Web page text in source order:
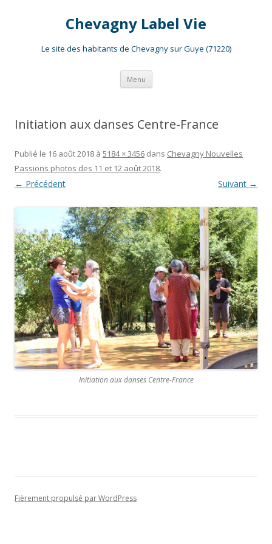
Chevagny Label Vie
Le site des habitants de Chevagny sur Guye (71220)
Menu Aller
contenu
Initiation aux danses Centre-France
Publié le 16 août 2018 à 5184 × 3456 dans Chevagny Nouvelles
Passions photos des 11 et 12 août 2018.
← Précédent Suivant →
Initiation aux danses Centre-France
Fièrement propulsé par WordPress